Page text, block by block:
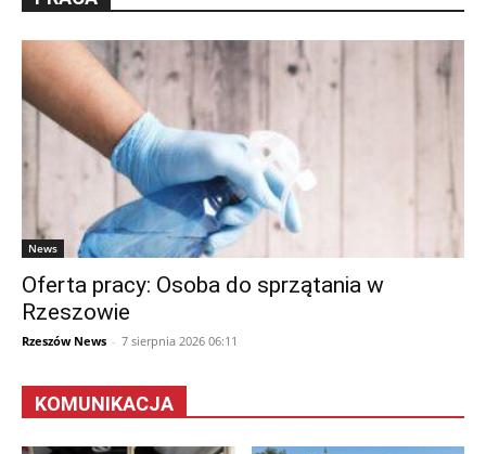
News
Oferta pracy: Osoba do sprzątania w
Rzeszowie
Rzeszów News - 7 sierpnia 2026 06:11
KOMUNIKACJA